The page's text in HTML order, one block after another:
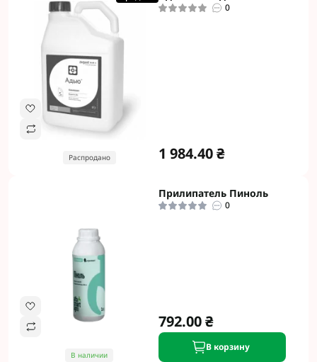
Распродано
0
1 984.40 ₴
В наличии
Прилипатель Пиноль
0
792.00 ₴
В корзину